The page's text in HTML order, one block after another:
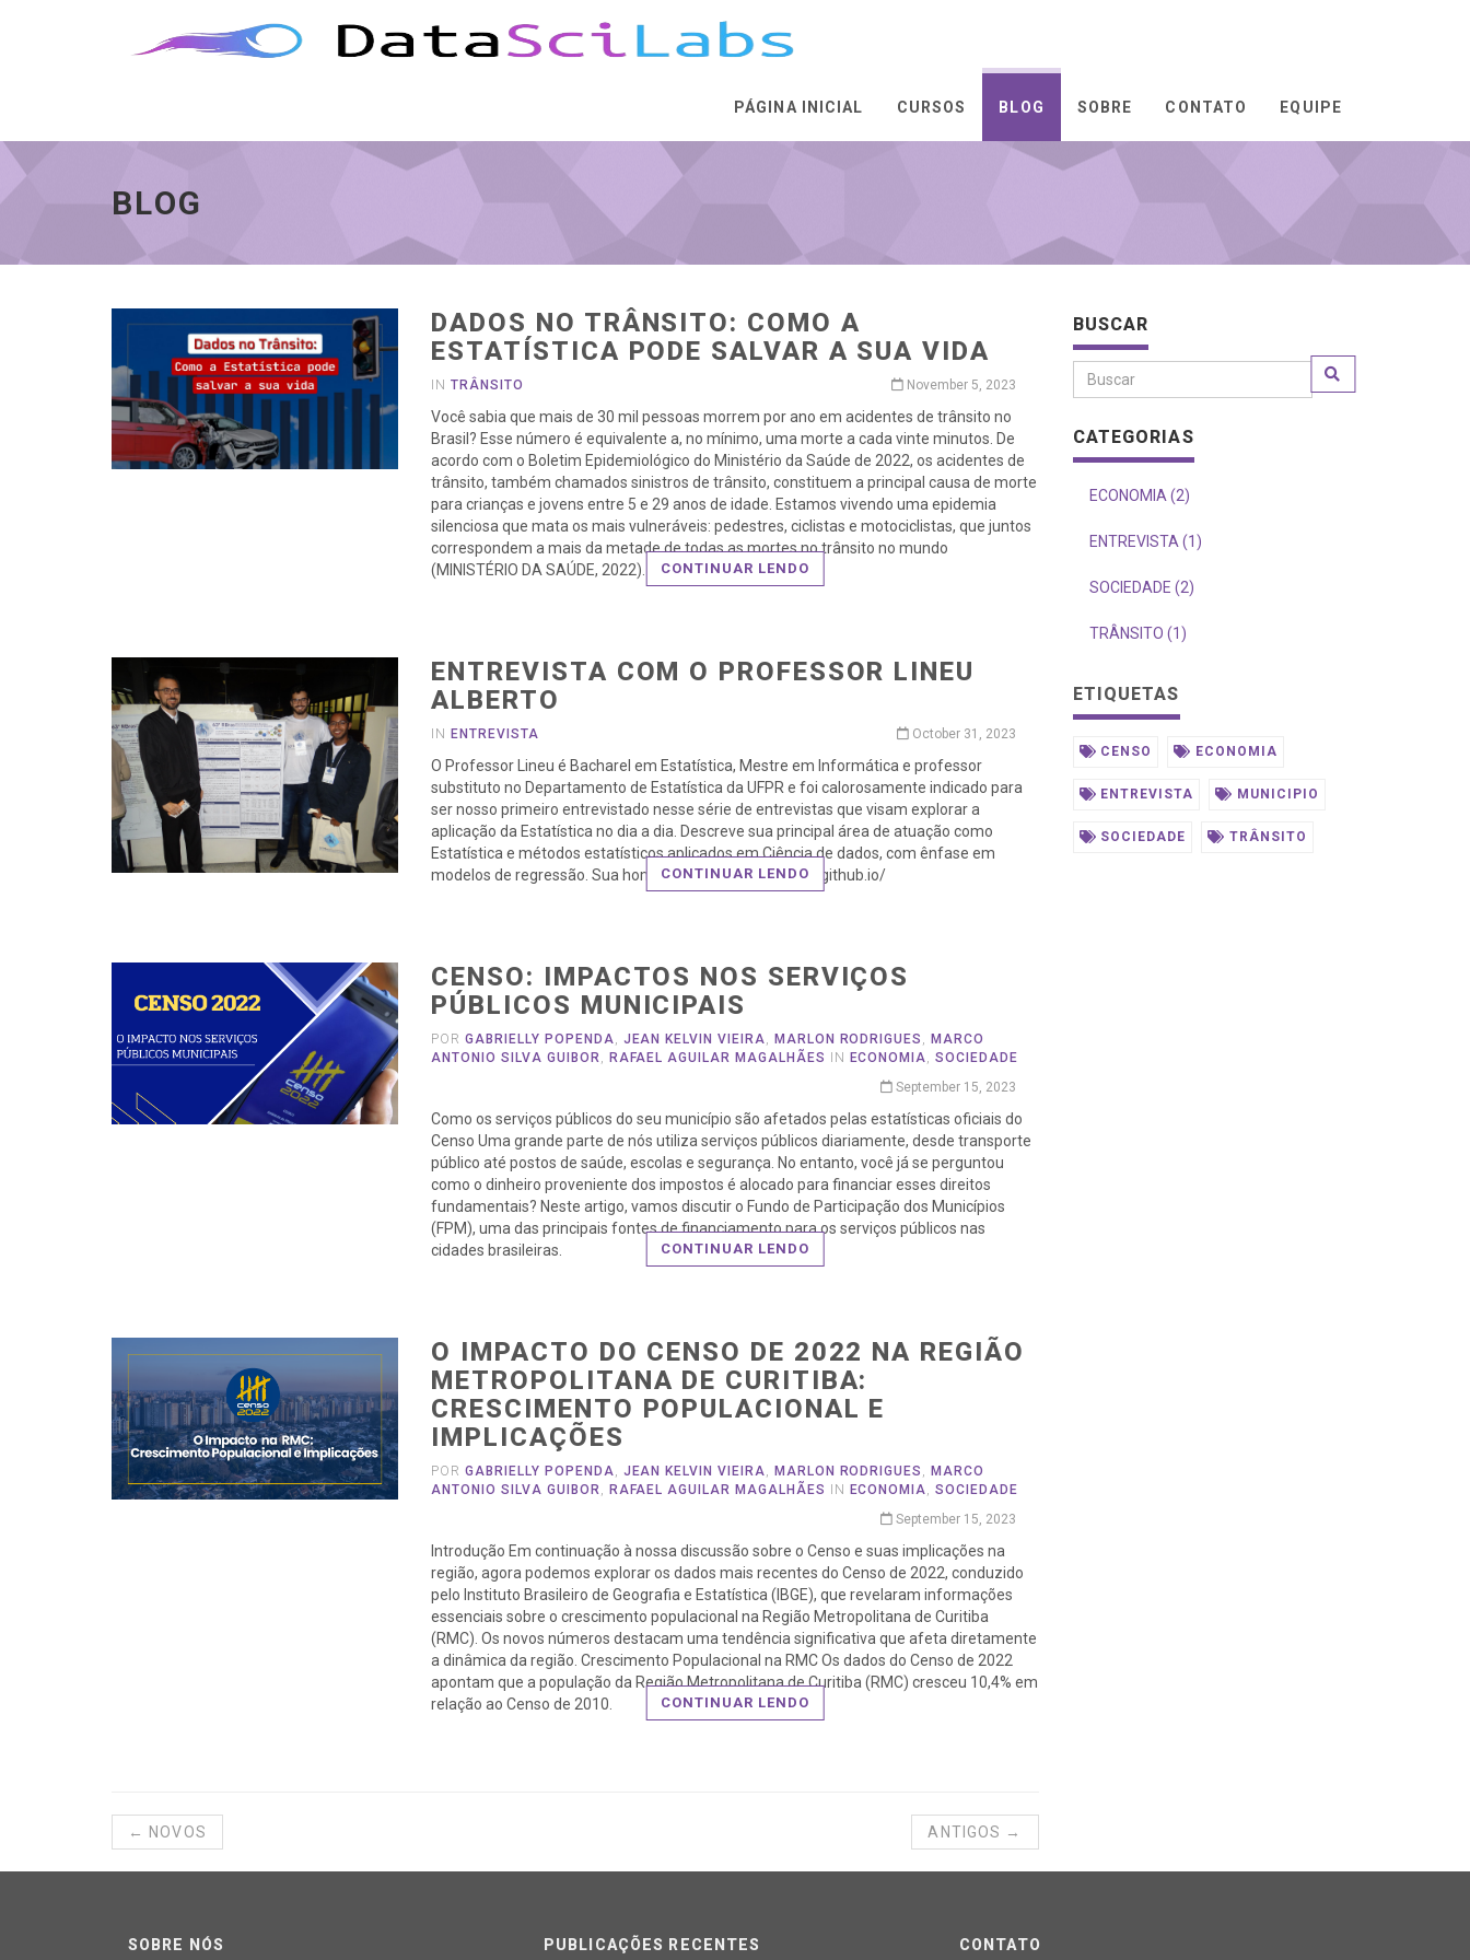
à
PÁGINA INICIAL CURSOS BLOG SOBRE CONTATO EQUIPE
BLOG
DADOS NO TRÂNSITO: COMO A
ESTATÍSTICA PODE SALVAR A SUA VIDA
INTRÂNSITO November 5, 2023
Você sabia que mais de 30 mil pessoas morrem por ano em acidentes de trânsito no
Brasil? Esse número é equivalente a, no mínimo, uma morte a cada vinte minutos. De
acordo com o Boletim Epidemiológico do Ministério da Saúde de 2022, os acidentes de
trânsito, também chamados sinistros de trânsito, constituem a principal causa de morte
para crianças e jovens entre 5 e 29 anos de idade. Estamos vivendo uma epidemia
silenciosa que mata os mais vulneráveis: pedestres, ciclistas e motociclistas, que juntos
correspondem a mais da metade de todas as mortes no trânsito no mundo
(MINISTÉRIO DA SAÚDE, 2022).
CONTINUAR LENDO
ENTREVISTA COM O PROFESSOR LINEU
ALBERTO
IN ENTREVISTA October 31, 2023
O Professor Lineu é Bacharel em Estatística, Mestre em Informática e professor
substituto no Departamento de Estatística da UFPR e foi calorosamente indicado para
ser nosso primeiro entrevistado nesse série de entrevistas que visam explorar a
aplicação da Estatística no dia a dia. Descreve sua principal área de atuação como
Estatística e métodos estatísticos aplicados em Ciência de dados, com ênfase em
modelos de regressão. Sua home page é https://lineu96.github.io/
CONTINUAR LENDO
CENSO: IMPACTOS NOS SERVIÇOS
PÚBLICOS MUNICIPAIS
PORGABRIELLY POPENDA, JEAN KELVIN VIEIRA, MARLON RODRIGUES , MARCO
ANTONIO SILVA GUIBOR, RAFAEL AGUILAR MAGALHÃES IN ECONOMIA,SOCIEDADE
September 15, 2023
Como os serviços públicos do seu município são afetados pelas estatísticas oficiais do
Censo Uma grande parte de nós utiliza serviços públicos diariamente, desde transporte
público até postos de saúde, escolas e segurança. No entanto, você já se perguntou
como o dinheiro proveniente dos impostos é alocado para financiar esses direitos
fundamentais? Neste artigo, vamos discutir o Fundo de Participação dos Municípios
(FPM), uma das principais fontes de financiamento para os serviços públicos nas
cidades brasileiras.
CONTINUAR LENDO
O IMPACTO DO CENSO DE 2022 NA REGIÃO
METROPOLITANA DE CURITIBA:
CRESCIMENTO POPULACIONAL E
IMPLICAÇÕES
PORGABRIELLY POPENDA, JEAN KELVIN VIEIRA, MARLON RODRIGUES , MARCO
ANTONIO SILVA GUIBOR, RAFAEL AGUILAR MAGALHÃES IN ECONOMIA,SOCIEDADE
September 15, 2023
Introdução Em continuação à nossa discussão sobre o Censo e suas implicações na
região, agora podemos explorar os dados mais recentes do Censo de 2022, conduzido
pelo Instituto Brasileiro de Geografia e Estatística (IBGE), que revelaram informações
essenciais sobre o crescimento populacional na Região Metropolitana de Curitiba
(RMC). Os novos números destacam uma tendência significativa que afeta diretamente
a dinâmica da região. Crescimento Populacional na RMC Os dados do Censo de 2022
apontam que a população da Região Metropolitana de Curitiba (RMC) cresceu 10,4% em
relação ao Censo de 2010.
CONTINUAR LENDO
← NOVOS ANTIGOS →
BUSCAR
CATEGORIAS
ECONOMIA (2)
ENTREVISTA (1)
SOCIEDADE (2)
TRÂNSITO (1)
ETIQUETAS
CENSO ECONOMIA
ENTREVISTA MUNICIPIO
SOCIEDADE TRÂNSITO
SOBRE NÓS PUBLICAÇÕES RECENTES CONTATO